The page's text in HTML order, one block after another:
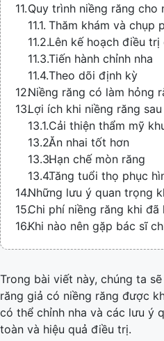
Quy trình niềng răng cho
Thăm khám và chụp
Lên kế hoạch điều trị
Tiến hành chỉnh nha
Theo dõi định kỳ
Niềng răng có làm hỏng
Lợi ích khi niềng răng
Cải thiện thẩm mỹ
Ăn nhai tốt hơn
Hạn chế mòn răng
Tăng tuổi thọ phục
Những lưu ý quan trọng
Chi phí niềng răng khi đã
Khi nào nên gặp bác sĩ
Trong bài viết này, chúng ta
răng giả có niềng răng được
có thể chỉnh nha và các lưu ý
toàn và hiệu quả điều trị.